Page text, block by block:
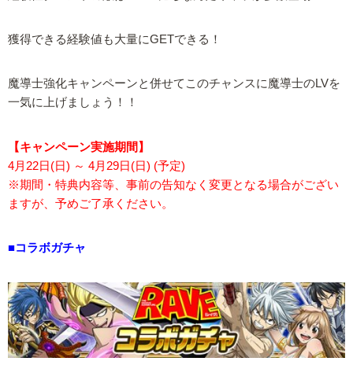
獲得できる経験値も大量にGETできる！
魔導士強化キャンペーンと併せてこのチャンスに魔導士のLVを
一気に上げましょう！！
【キャンペーン実施期間】
4月22日(日) ～ 4月29日(日) (予定)
※期間・特典内容等、事前の告知なく変更となる場合がござい
ますが、予めご了承ください。
■コラボガチャ